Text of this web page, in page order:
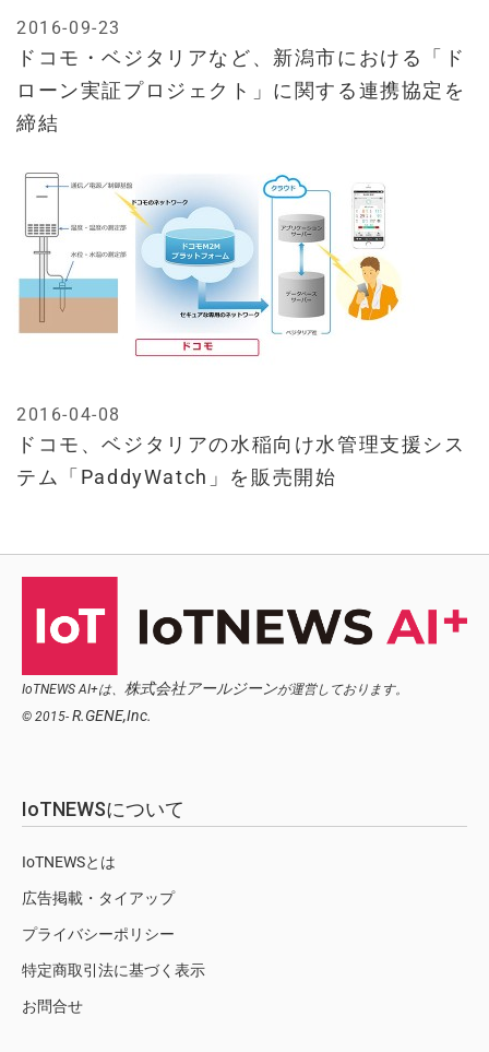
ドコモ・ベジタリアなど、新潟市における「ド
ローン実証プロジェクト」に関する連携協定を
締結
2016-09-23
ドコモ、ベジタリアの水稲向け水管理支援シス
テム「PaddyWatch」を販売開始
2016-04-08
IoTNEWS AI+は、 株式会社アールジーンが運営しております。
© 2015- R.GENE,Inc.
IoTNEWSについて
IoTNEWSとは
広告掲載・タイアップ
プライバシーポリシー
特定商取引法に基づく表示
お問合せ